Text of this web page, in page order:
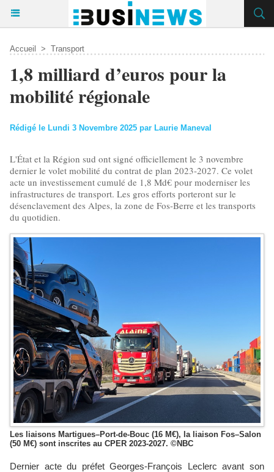
Accueil > Transport
​1,8 milliard d’euros pour la
mobilité régionale
Rédigé le Lundi 3 Novembre 2025 par Laurie Maneval
L'État et la Région sud ont signé officiellement le 3 novembre
dernier le volet mobilité du contrat de plan 2023-2027. Ce volet
acte un investissement cumulé de 1,8 Md€ pour moderniser les
infrastructures de transport. Les gros efforts porteront sur le
désenclavement des Alpes, la zone de Fos-Berre et les transports
du quotidien.
Les liaisons Martigues–Port-de-Bouc (16 M€), la liaison Fos–Salon
(50 M€) sont inscrites au CPER 2023-2027. ©NBC
Dernier acte du préfet Georges-François Leclerc avant son